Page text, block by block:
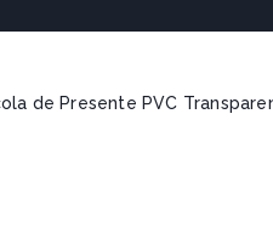
de Presente PVC